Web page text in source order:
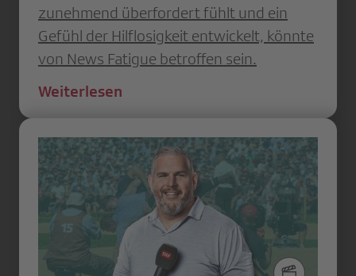
zunehmend überfordert fühlt und ein
Gefühl der Hilflosigkeit entwickelt, könnte
von News Fatigue betroffen sein.
Weiterlesen